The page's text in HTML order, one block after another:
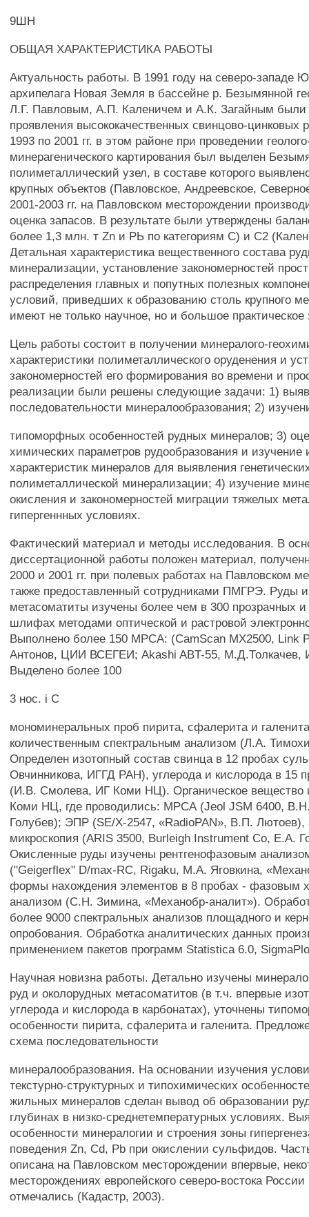
9ШН
ОБЩАЯ ХАРАКТЕРИСТИКА РАБОТЫ
Актуальность работы. В 1991 году на северо-западе
архипелага Новая Земля в бассейне р. Безымянной
Л.Г. Павловым, А.П. Каленичем и А.К. Загайным были
проявления высококачественных свинцово-цинковых
1993 по 2001 гг. в этом районе при проведении
минерагенического картирования был выделен
полиметаллический узел, в составе которого
крупных объектов (Павловское, Андреевское,
2001-2003 гг. на Павловском месторождении
оценка запасов. В результате были утверждены
более 1,3 млн. т Zn и РЬ по категориям С) и С2
Детальная характеристика вещественного состава
минерализации, установление закономерностей
распределения главных и попутных полезных
условий, приведших к образованию столь крупного
имеют не только научное, но и большое практическое
Цель работы состоит в получении минералого-
характеристики полиметаллического оруденения и
закономерностей его формирования во времени и
реализации были решены следующие задачи: 1)
последовательности минералообразования; 2)
типоморфных особенностей рудных минералов; 3)
химических параметров рудообразования и изучение
характеристик минералов для выявления
полиметаллической минерализации; 4) изучение
окисления и закономерностей миграции тяжелых
гипергеннных условиях.
Фактический материал и методы исследования. В
диссертационной работы положен материал,
2000 и 2001 гг. при полевых работах на Павловском
также предоставленный сотрудниками ПМГРЭ. Руды
метасоматиты изучены более чем в 300 прозрачных
шлифах методами оптической и растровой
Выполнено более 150 МРСА: (CamScan МХ2500, Link
Антонов, ЦИИ ВСЕГЕИ; Akashi ABT-55, М.Д.Толкачев,
Выделено более 100
3 нос. i С
мономинеральных проб пирита, сфалерита и
количественным спектральным анализом (Л.А.
Определен изотопный состав свинца в 12 пробах
Овчинникова, ИГГД РАН), углерода и кислорода в 15
(И.В. Смолева, ИГ Коми НЦ). Органическое вещество
Коми НЦ, где проводились: МРСА (Jeol JSM 6400,
Голубев); ЭПР (SE/X-2547, «RadioPAN», В.П. Лютоев),
микроскопия (ARIS 3500, Burleigh Instrument Co, Е.А.
Окисленные руды изучены рентгенофазовым
("Geigerflex" D/max-RC, Rigaku, M.A. Яговкина,
формы нахождения элементов в 8 пробах - фазовым
анализом (С.Н. Зимина, «Механобр-аналит»).
более 9000 спектральных анализов площадного и
опробования. Обработка аналитических данных
применением пакетов программ Statistica 6.0,
Научная новизна работы. Детально изучены
руд и околорудных метасоматитов (в т.ч. впервые
углерода и кислорода в карбонатах), уточнены
особенности пирита, сфалерита и галенита.
схема последовательности
минералообразования. На основании изучения
текстурно-структурных и типохимических
жильных минералов сделан вывод об образовании
глубинах в низко-среднетемпературных условиях.
особенности минералогии и строения зоны
поведения Zn, Cd, Pb при окислении сульфидов.
описана на Павловском месторождении впервые,
месторождениях европейского северо-востока России
отмечались (Кадастр, 2003).